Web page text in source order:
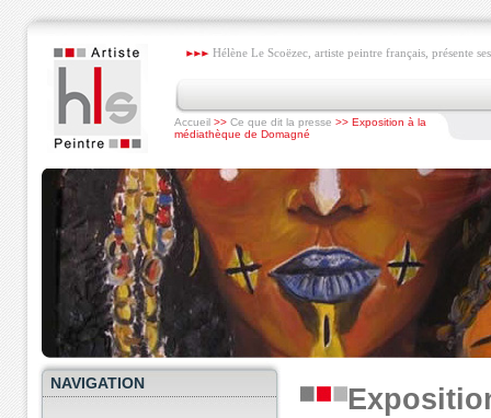
Hélène Le Scoëzec, artiste peintre français, présente
Accueil >>Ce que dit la presse >> Exposition à la
médiathèque de Domagné
NAVIGATION